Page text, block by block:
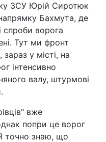
Світ
Наука
ЗСУ Юрій Сиротюк
Бахмута, де
спроби ворога
Тут ми фронт
у місті, на
інтенсивно
валу, штурмові
вже
попри це ворог
точно знаю, що